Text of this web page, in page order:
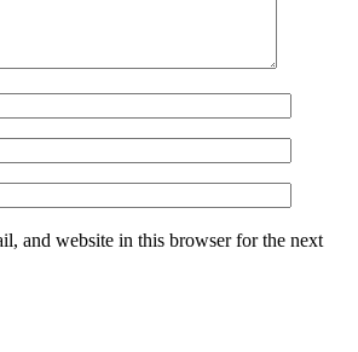
and website in this browser for the next